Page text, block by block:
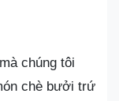
chúng tôi
chè bưởi trứ